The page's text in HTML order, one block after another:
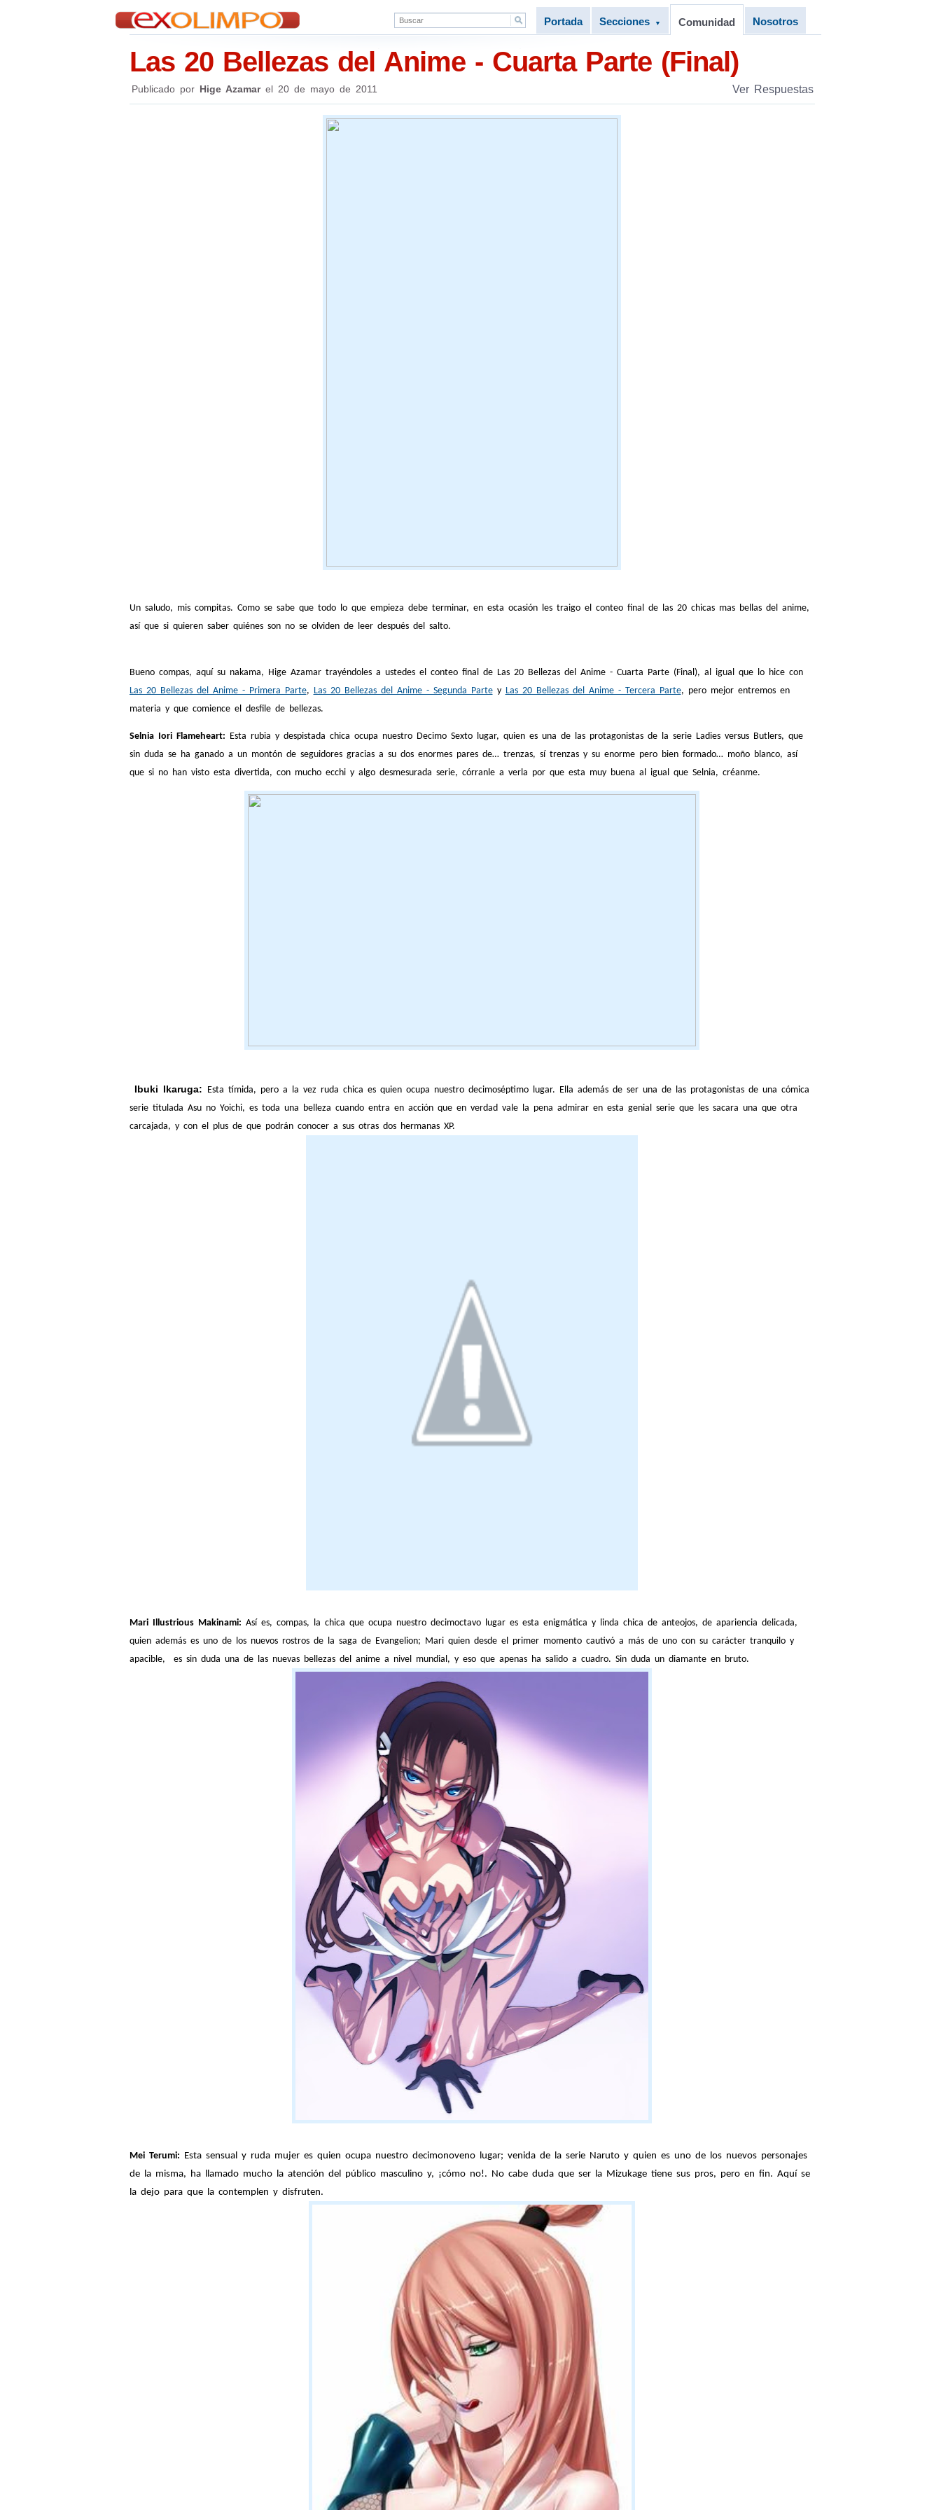
Portada Secciones ▼ Comunidad Nosotros
Las 20 Bellezas del Anime - Cuarta Parte (Final)
Publicado por Hige Azamarel 20 de mayo de 2011 Ver Respuestas
Un saludo, mis compitas. Como se sabe que todo lo que empieza debe terminar, en esta ocasión les traigo el conteo final de las 20 chicas mas bellas del anime,
así que si quieren saber quiénes son no se olviden de leer después del salto.
Bueno compas, aquí su nakama, Hige Azamar trayéndoles a ustedes el conteo final de Las 20 Bellezas del Anime - Cuarta Parte (Final), al igual que lo hice con
Las 20 Bellezas del Anime - Primera Parte, Las 20 Bellezas del Anime - Segunda Partey Las 20 Bellezas del Anime - Tercera Parte, pero mejor entremos en
materia y que comience el desfile de bellezas.
Selnia Iori Flameheart: Esta rubia y despistada chica ocupa nuestro Decimo Sexto lugar, quien es una de las protagonistas de la serie Ladies versus Butlers, que
sin duda se ha ganado a un montón de seguidores gracias a su dos enormes pares de… trenzas, sí trenzas y su enorme pero bien formado… moño blanco, así
que si no han visto esta divertida, con mucho ecchi y algo desmesurada serie, córranle a verla por que esta muy buena al igual que Selnia, créanme.
Ibuki Ikaruga: Esta tímida, pero a la vez ruda chica es quien ocupa nuestro decimoséptimo lugar. Ella además de ser una de las protagonistas de una cómica
serie titulada Asu no Yoichi, es toda una belleza cuando entra en acción que en verdad vale la pena admirar en esta genial serie que les sacara una que otra
carcajada, y con el plus de que podrán conocer a sus otras dos hermanas XP.
Mari Illustrious Makinami: Así es, compas, la chica que ocupa nuestro decimoctavo lugar es esta enigmática y linda chica de anteojos, de apariencia delicada,
quien además es uno de los nuevos rostros de la saga de Evangelion; Mari quien desde el primer momento cautivó a más de uno con su carácter tranquilo y
apacible, es sin duda una de las nuevas bellezas del anime a nivel mundial, y eso que apenas ha salido a cuadro. Sin duda un diamante en bruto.
Mei Terumi: Esta sensual y ruda mujer es quien ocupa nuestro decimonoveno lugar; venida de la serie Naruto y quien es uno de los nuevos personajes
de la misma, ha llamado mucho la atención del público masculino y, ¡cómo no!. No cabe duda que ser la Mizukage tiene sus pros, pero en fin. Aquí se
la dejo para que la contemplen y disfruten.